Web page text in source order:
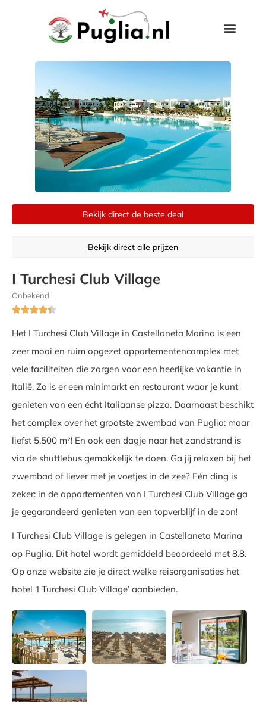
Bekijk direct de beste deal
Bekijk direct alle prijzen
I Turchesi Club Village
Onbekend

Het I Turchesi Club Village in Castellaneta Marina is een
zeer mooi en ruim opgezet appartementencomplex met
vele faciliteiten die zorgen voor een heerlijke vakantie in
Italië. Zo is er een minimarkt en restaurant waar je kunt
genieten van een écht Italiaanse pizza. Daarnaast beschikt
het complex over het grootste zwembad van Puglia: maar
liefst 5.500 m²! En ook een dagje naar het zandstrand is
via de shuttlebus gemakkelijk te doen. Ga jij relaxen bij het
zwembad of liever met je voetjes in de zee? Eén ding is
zeker: in de appartementen van I Turchesi Club Village ga
je gegarandeerd genieten van een topverblijf in de zon!
I Turchesi Club Village is gelegen in Castellaneta Marina
op Puglia. Dit hotel wordt gemiddeld beoordeeld met 8.8.
Op onze website zie je direct welke reisorganisaties het
hotel ‘I Turchesi Club Village’ aanbieden.